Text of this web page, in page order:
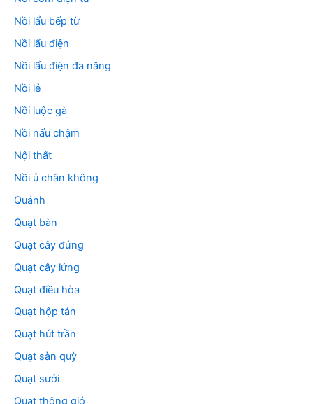
Nồi lẩu bếp từ
Nồi lẩu điện
Nồi lẩu điện đa năng
Nồi lẻ
Nồi luộc gà
Nồi nấu chậm
Nội thất
Nồi ủ chân không
Quánh
Quạt bàn
Quạt cây đứng
Quạt cây lửng
Quạt điều hòa
Quạt hộp tản
Quạt hút trần
Quạt sàn quỳ
Quạt sưởi
Quạt thông gió